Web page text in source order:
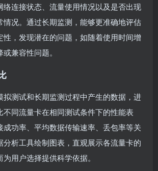
络连接状态、流量使用情况以及是否出现
情况。通过长期监测，能够更准确地评估
性，发现潜在的问题，如随着使用时间增
兼容性问题。
拟测试和长期监测过程中产生的数据，进
不同流量卡在相同测试条件下的性能表
成功率、平均数据传输速率、丢包率等关
分析工具绘制图表，直观展示各流量卡的
用户选择提供科学依据。